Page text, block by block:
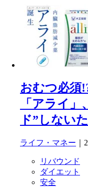
おむつ必須
「アライ
ド”しない
ライフ・マネー
リバウンド
ダイエット
安全